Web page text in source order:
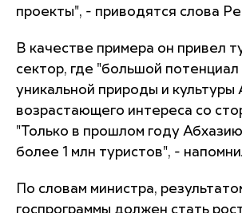
проекты", - приводятся слова
В качестве примера он привел
сектор, где "большой
уникальной природы и культуры
возрастающего интереса со
"Только в прошлом году
более 1 млн туристов", -
По словам министра,
госпрограммы должен стать